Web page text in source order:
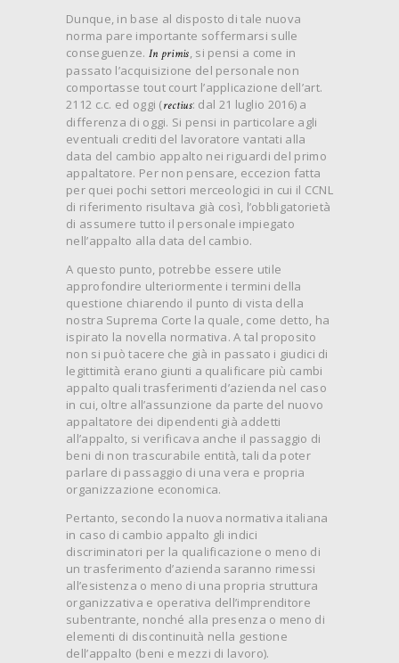
Dunque, in base al disposto di tale nuova
norma pare importante soffermarsi sulle
conseguenze. In primis, si pensi a come in
passato l’acquisizione del personale non
comportasse tout court l’applicazione dell’art.
2112 c.c. ed oggi (rectius: dal 21 luglio 2016) a
differenza di oggi. Si pensi in particolare agli
eventuali crediti del lavoratore vantati alla
data del cambio appalto nei riguardi del primo
appaltatore. Per non pensare, eccezion fatta
per quei pochi settori merceologici in cui il CCNL
di riferimento risultava già così, l’obbligatorietà
di assumere tutto il personale impiegato
nell’appalto alla data del cambio.
A questo punto, potrebbe essere utile
approfondire ulteriormente i termini della
questione chiarendo il punto di vista della
nostra Suprema Corte la quale, come detto, ha
ispirato la novella normativa. A tal proposito
non si può tacere che già in passato i giudici di
legittimità erano giunti a qualificare più cambi
appalto quali trasferimenti d’azienda nel caso
in cui, oltre all’assunzione da parte del nuovo
appaltatore dei dipendenti già addetti
all’appalto, si verificava anche il passaggio di
beni di non trascurabile entità, tali da poter
parlare di passaggio di una vera e propria
organizzazione economica.
Pertanto, secondo la nuova normativa italiana
in caso di cambio appalto gli indici
discriminatori per la qualificazione o meno di
un trasferimento d’azienda saranno rimessi
all’esistenza o meno di una propria struttura
organizzativa e operativa dell’imprenditore
subentrante, nonché alla presenza o meno di
elementi di discontinuità nella gestione
dell’appalto (beni e mezzi di lavoro).